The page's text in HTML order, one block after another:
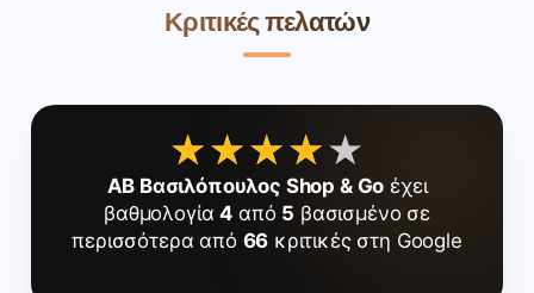
Κριτικές πελατών
★★★★★
★★★★★
ΑΒ Βασιλόπουλος Shop & Go έχει
βαθμολογία4 από 5 βασισμένο σε
περισσότερα από 66 κριτικές στη Google